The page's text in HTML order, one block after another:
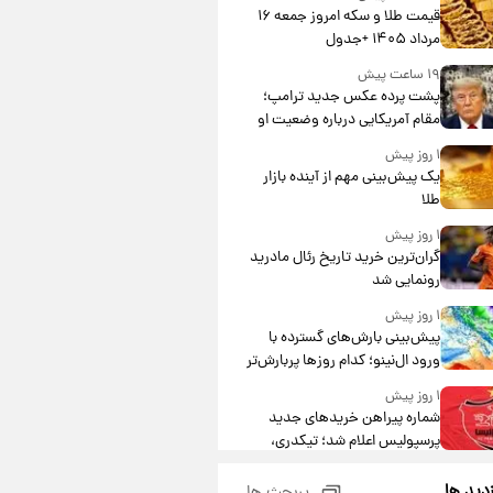
قیمت طلا و سکه امروز جمعه ۱۶
مرداد ۱۴۰۵ +جدول
۱۹ ساعت پیش
پشت پرده عکس جدید ترامپ؛
مقام آمریکایی درباره وضعیت او
چه گفت؟
۱ روز پیش
یک پیش‌بینی مهم از آینده بازار
طلا
۱ روز پیش
گران‌ترین خرید تاریخ رئال مادرید
رونمایی شد
۱ روز پیش
پیش‌بینی بارش‌های گسترده با
ورود ال‌نینو؛ کدام روزها پربارش‌تر
خواهند بود؟
۱ روز پیش
شماره پیراهن خریدهای جدید
پرسپولیس اعلام شد؛ تیکدری،